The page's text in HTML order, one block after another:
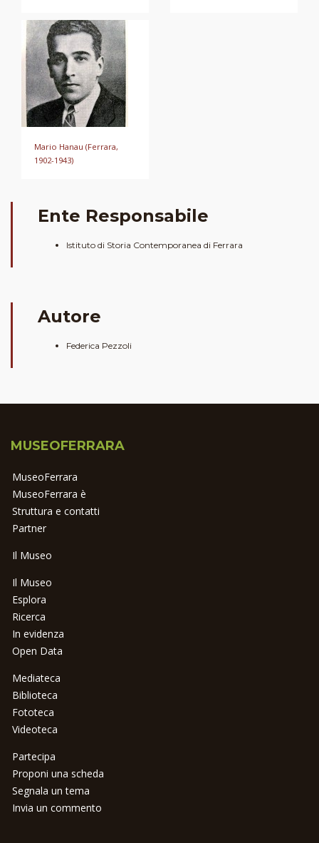
Mario Hanau (Ferrara,
1902-1943)
Ente Responsabile
Istituto di Storia Contemporanea di Ferrara
Autore
Federica Pezzoli
MUSEOFERRARA
MuseoFerrara
MuseoFerrara è
Struttura e contatti
Partner
Il Museo
Il Museo
Esplora
Ricerca
In evidenza
Open Data
Mediateca
Biblioteca
Fototeca
Videoteca
Partecipa
Proponi una scheda
Segnala un tema
Invia un commento